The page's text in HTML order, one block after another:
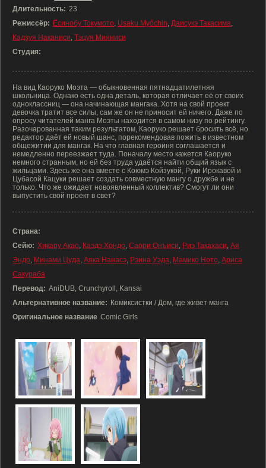
Длительность: 23
Режиссёр: Ёсинобу Токумото, Usaku Myôchin, Даисукэ Такасима,
Кадзуя Наканиси, Тэцуя Мияниси
Студия:
На вид Каоруко Моэта — обыкновенная пятнадцатилетняя
школьница. Однако есть одна деталь, которая отличает её от своих
одноклассниц — она начинающая мангака. Хотя на свой проект
девочка тратит все силы, сам же он не приносит ей ничего. Даже по
опросу читателей манга Моэты находится в самом низу по рейтингу.
Разочарованная таким результатом, Каоруко решает бросить всё, но
редактор даёт ей новый шанс, порекомендовав пожить в известном
общежитии для мангак. На что главная героиня соглашается и
немедленно переезжает туда. Поначалу место кажется Каоруко
немного странным, но ей без труда удаётся найти общий язык с
жильцами. Здесь же она вместе с Коюмэ Койзукой, Руки Ирокавой и
Цубасой Кацуки решает создать совместную мангу о дружбе и не
только. Что же ожидает новоявленный коллектив? Смогут ли они
выпустить свой проект в свет?
Страна:
Сейю: Хикару Акао, Каэдэ Хондо, Саори Онъиси, Риэ Такахаси, Ая
Эндо, Минами Цуда, Аяка Нанасэ, Рэина Уэда, Мамико Ното, Ариса
Сакураба
Перевод: AniDUB, Crunchyroll, Kansai
Альтернативное название: Комиксистки / Дом, где живет манга
Оригинальное название Comic Girls